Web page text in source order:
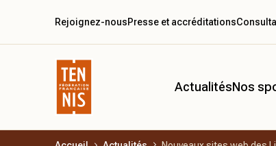
ActualitésNos
Rejoignez-nousPresse et accréditations